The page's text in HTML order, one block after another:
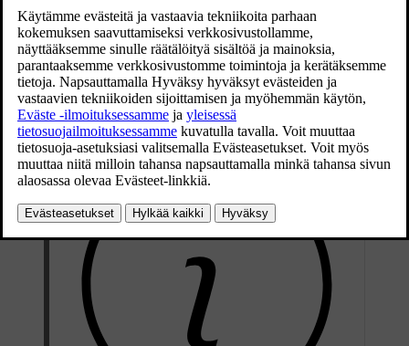
hälytysjärjestelmä tai vastaava aktivoituu (voi kestää muutamia
sekunteja). Jos painiketta painetaan yli 20 sekuntia,
uudelleenohjelmointi alkaa. Merkkivalo palaa tai vilkkuu, kun
painiketta on painettu. Alkuperäisiä kauko-ohjaimia voidaan
haluttaessa luonnollisesti edelleen käyttää rinnakkain HomeLink
®
järjestelmän kanssa.